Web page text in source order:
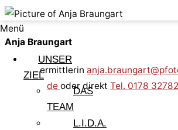
Menü
UNSER
ZIEL
DAS
TEAM
L.I.D.A.
Anja Braungart
Katzenvermittlerin
sardinien.de oder direkt Tel. 0178